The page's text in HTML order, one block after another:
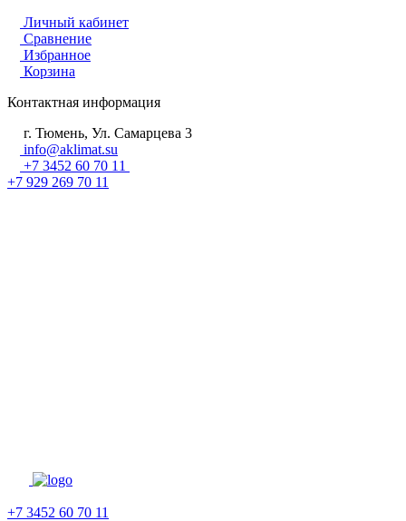
Личный кабинет
Сравнение
Избранное
Корзина
Контактная информация
г. Тюмень, Ул. Самарцева 3
info@aklimat.su
+7 3452 60 70 11
+7 929 269 70 11
+7 3452 60 70 11